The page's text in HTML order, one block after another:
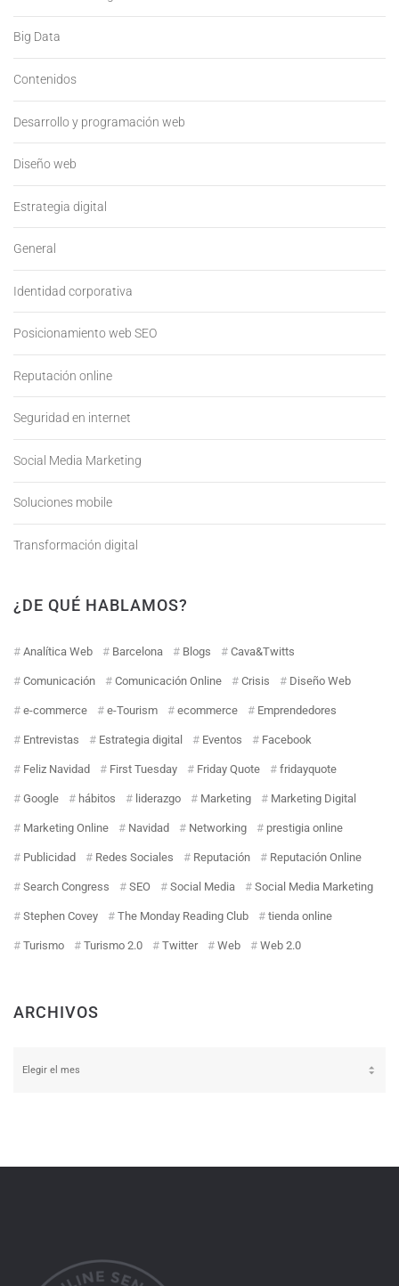
Big Data
Contenidos
Desarrollo y programación web
Diseño web
Estrategia digital
General
Identidad corporativa
Posicionamiento web SEO
Reputación online
Seguridad en internet
Social Media Marketing
Soluciones mobile
Transformación digital
¿DE QUÉ HABLAMOS?
Analítica Web Barcelona Blogs Cava&Twitts
Comunicación Comunicación Online Crisis Diseño Web
e-commerce e-Tourism ecommerce Emprendedores
Entrevistas Estrategia digital Eventos Facebook
Feliz Navidad First Tuesday Friday Quote fridayquote
Google hábitos liderazgo Marketing Marketing Digital
Marketing Online Navidad Networking prestigia online
Publicidad Redes Sociales Reputación Reputación Online
Search Congress SEO Social Media Social Media Marketing
Stephen Covey The Monday Reading Club tienda online
Turismo Turismo 2.0 Twitter Web Web 2.0
ARCHIVOS